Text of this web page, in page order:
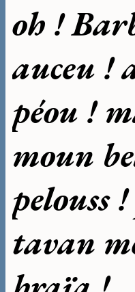
oh !
auceu !
péou !
moun
pelouss
tavan